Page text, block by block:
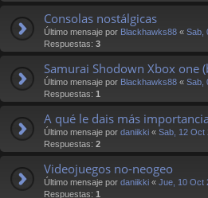
Consolas nostálgicas
Último mensaje por Blackhawks88 « Sab,
Respuestas: 3
Samurai Shodown Xbox one
Último mensaje por Blackhawks88 « Sab,
Respuestas: 1
A qué le dais más
Último mensaje por daniikki « Sab, 12 Oct
Respuestas: 2
Videojuegos no-neogeo
Último mensaje por daniikki « Jue, 10 Oct
Respuestas: 1